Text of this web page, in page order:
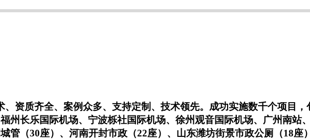
资质齐全、案例众多、支持定制、技术领先。成功实施数千个项目
州长乐国际机场、宁波栎社国际机场、徐州观音国际机场、广州南站
管（30座）、河南开封市政（22座）、山东潍坊街景市政公厕（18座